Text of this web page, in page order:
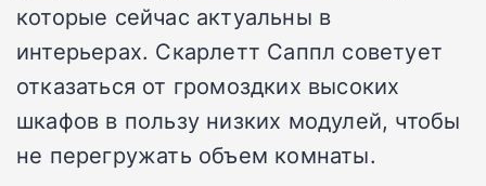
которые сейчас актуальны в
интерьерах. Скарлетт Саппл советует
отказаться от громоздких высоких
шкафов в пользу низких модулей, чтобы
не перегружать объем комнаты.